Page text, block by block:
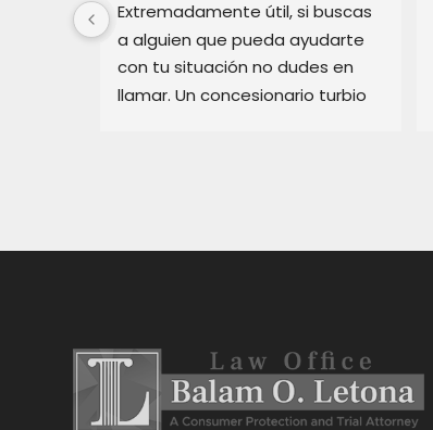
Extremadamente útil, si buscas
a alguien que pueda ayudarte
con tu situación no dudes en
llamar. Un concesionario turbio